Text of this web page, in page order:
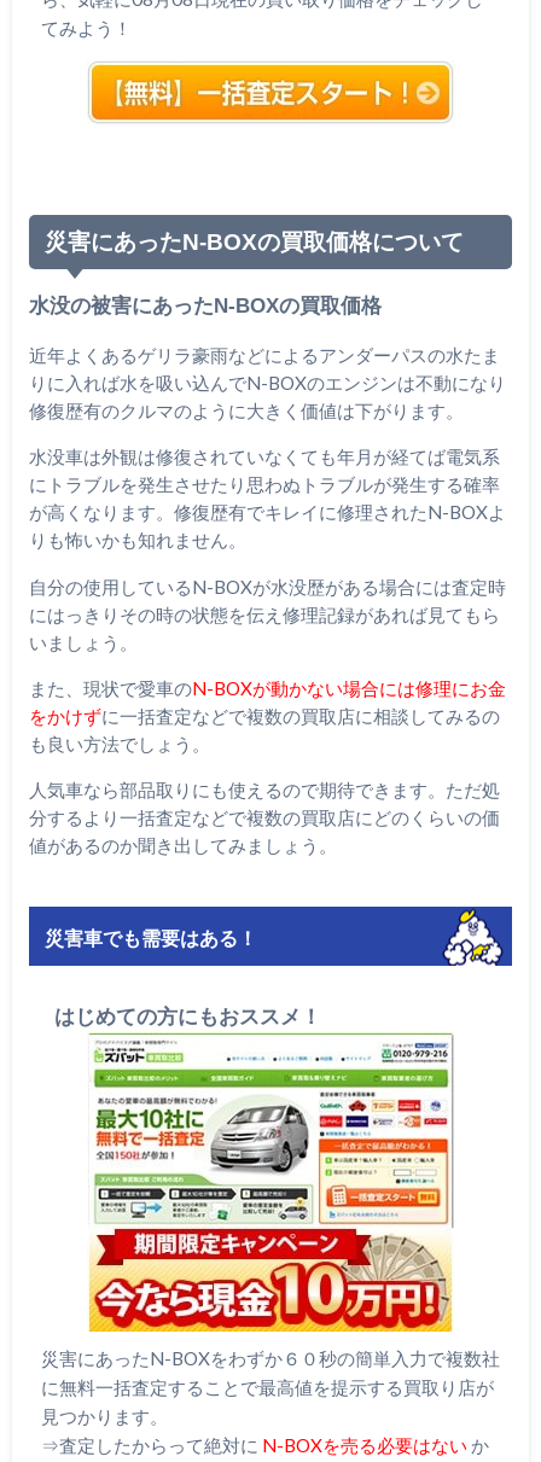
てみよう！
災害にあったN-BOXの買取価格について
水没の被害にあったN-BOXの買取価格
近年よくあるゲリラ豪雨などによるアンダーパスの水たま
りに入れば水を吸い込んでN-BOXのエンジンは不動になり
修復歴有のクルマのように大きく価値は下がります。
水没車は外観は修復されていなくても年月が経てば電気系
にトラブルを発生させたり思わぬトラブルが発生する確率
が高くなります。修復歴有でキレイに修理されたN-BOXよ
りも怖いかも知れません。
自分の使用しているN-BOXが水没歴がある場合には査定時
にはっきりその時の状態を伝え修理記録があれば見てもら
いましょう。
また、現状で愛車のN-BOXが動かない場合には修理にお金
をかけずに一括査定などで複数の買取店に相談してみるの
も良い方法でしょう。
人気車なら部品取りにも使えるので期待できます。ただ処
分するより一括査定などで複数の買取店にどのくらいの価
値があるのか聞き出してみましょう。
災害車でも需要はある！
はじめての方にもおススメ！
災害にあったN-BOXをわずか６０秒の簡単入力で複数社
に無料一括査定することで最高値を提示する買取り店が
見つかります。
⇒査定したからって絶対に N-BOXを売る必要はない か